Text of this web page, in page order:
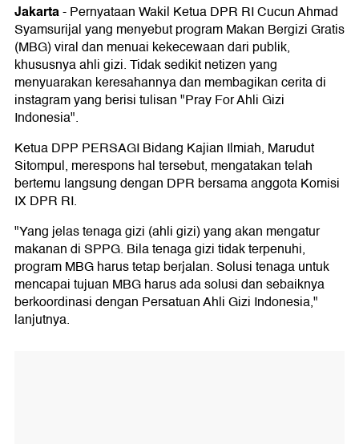
Jakarta-Pernyataan Wakil Ketua DPR RI Cucun Ahmad
Syamsurijal yang menyebut program Makan Bergizi Gratis
(MBG) viral dan menuai kekecewaan dari publik,
khususnya ahli gizi. Tidak sedikit netizen yang
menyuarakan keresahannya dan membagikan cerita di
instagram yang berisi tulisan "Pray For Ahli Gizi
Indonesia".
Ketua DPP PERSAGI Bidang Kajian Ilmiah, Marudut
Sitompul, merespons hal tersebut, mengatakan telah
bertemu langsung dengan DPR bersama anggota Komisi
IX DPR RI.
"Yang jelas tenaga gizi (ahli gizi) yang akan mengatur
makanan di SPPG. Bila tenaga gizi tidak terpenuhi,
program MBG harus tetap berjalan. Solusi tenaga untuk
mencapai tujuan MBG harus ada solusi dan sebaiknya
berkoordinasi dengan Persatuan Ahli Gizi Indonesia,"
lanjutnya.